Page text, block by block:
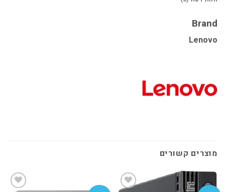
Brand
Lenovo
מוצרים קשורים